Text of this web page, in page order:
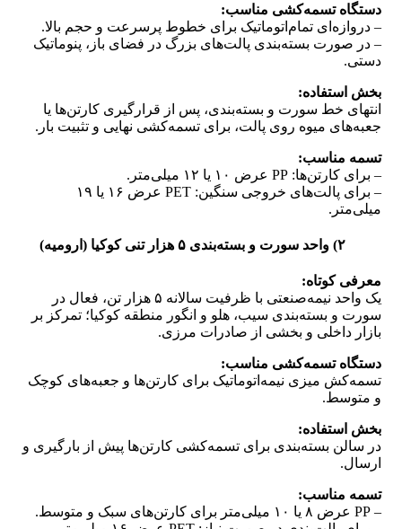
دستگاه تسمه‌کشی مناسب:
– دروازه‌ای تمام‌اتوماتیک برای خطوط پرسرعت و حجم بالا.
– در صورت بسته‌بندی پالت‌های بزرگ در فضای باز، پنوماتیک
دستی.
بخش استفاده:
انتهای خط سورت و بسته‌بندی، پس از قرارگیری کارتن‌ها یا
جعبه‌های میوه روی پالت، برای تسمه‌کشی نهایی و تثبیت بار.
تسمه مناسب:
– برای کارتن‌ها: PP عرض ۱۰ یا ۱۲ میلی‌متر.
– برای پالت‌های خروجی سنگین: PET عرض ۱۶ یا ۱۹
میلی‌متر.
معرفی کوتاه:
یک واحد نیمه‌صنعتی با ظرفیت سالانه ۵ هزار تن، فعال در
سورت و بسته‌بندی سیب، هلو و انگور منطقه کوکیا؛ تمرکز بر
بازار داخلی و بخشی از صادرات مرزی.
دستگاه تسمه‌کشی مناسب:
تسمه‌کش میزی نیمه‌اتوماتیک برای کارتن‌ها و جعبه‌های کوچک
و متوسط.
بخش استفاده:
در سالن بسته‌بندی برای تسمه‌کشی کارتن‌ها پیش از بارگیری و
ارسال.
تسمه مناسب:
– PP عرض ۸ یا ۱۰ میلی‌متر برای کارتن‌های سبک و متوسط.